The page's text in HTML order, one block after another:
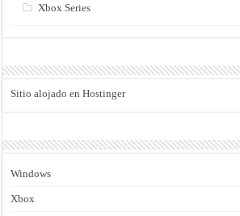
Xbox Series
Sitio alojado en Hostinger
Windows
Xbox